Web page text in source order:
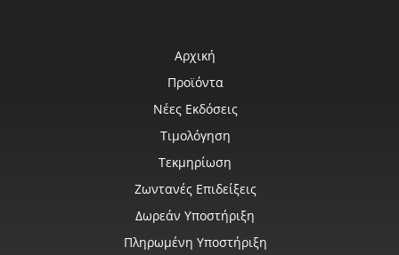
Αρχική
Προϊόντα
Νέες Εκδόσεις
Τιμολόγηση
Τεκμηρίωση
Ζωντανές Επιδείξεις
Δωρεάν Υποστήριξη
Πληρωμένη Υποστήριξη